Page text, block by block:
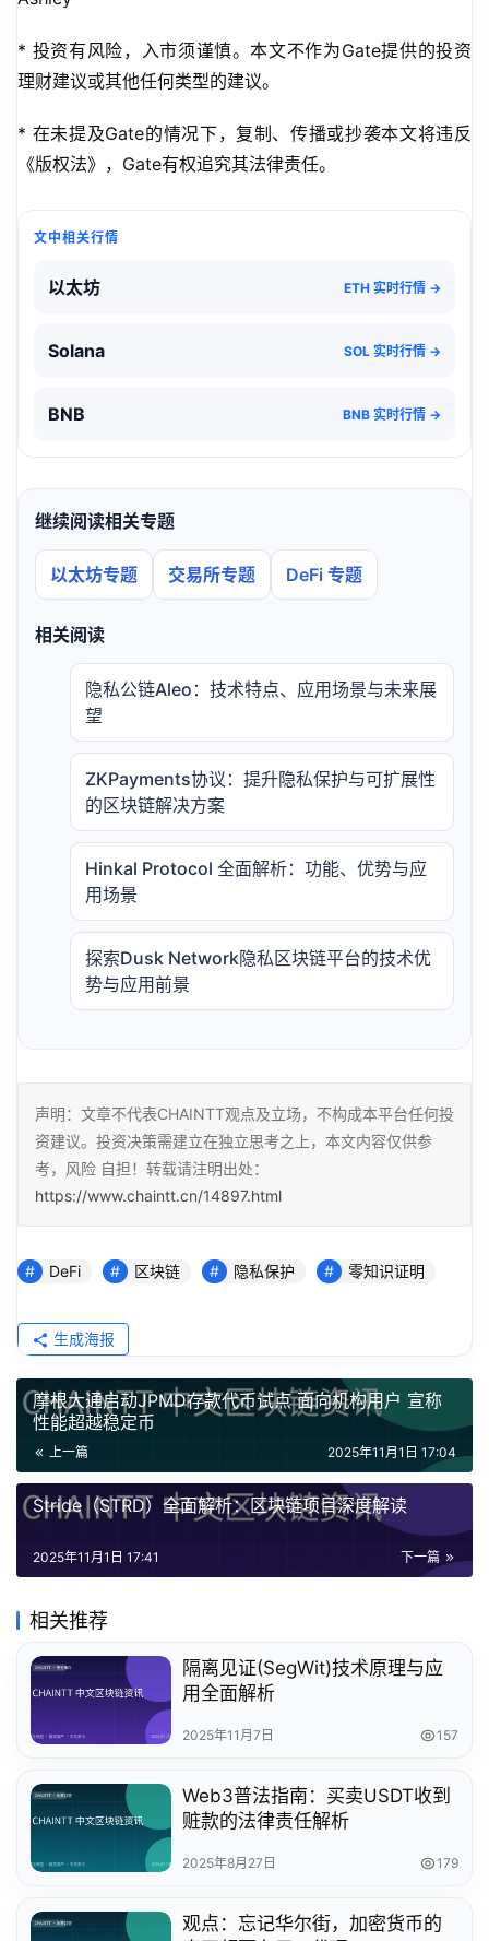
* 投资有风险，入市须谨慎。本文不作为Gate提供的投资
理财建议或其他任何类型的建议。
* 在未提及Gate的情况下，复制、传播或抄袭本文将违反
《版权法》，Gate有权追究其法律责任。
文中相关行情
以太坊 ETH 实时行情 →
Solana SOL 实时行情 →
BNB BNB 实时行情 →
继续阅读相关专题
以太坊专题 交易所专题 DeFi 专题
相关阅读
隐私公链Aleo：技术特点、应用场景与未来展
望
ZKPayments协议：提升隐私保护与可扩展性
的区块链解决方案
Hinkal Protocol 全面解析：功能、优势与应
用场景
探索Dusk Network隐私区块链平台的技术优
势与应用前景
声明：文章不代表CHAINTT观点及立场，不构成本平台任何投
资建议。投资决策需建立在独立思考之上，本文内容仅供参
考，风险 自担！转载请注明出处：
https://www.chaintt.cn/14897.html
DeFi 区块链 隐私保护 零知识证明
生成海报
摩根大通启动JPMD存款代币试点 面向机构用户 宣称
性能超越稳定币
上一篇 2025年11月1日 17:04
Stride（STRD）全面解析：区块链项目深度解读
下一篇
2025年11月1日 17:41
相关推荐
隔离见证(SegWit)技术原理与应
用全面解析
2025年11月7日 157
Web3普法指南：买卖USDT收到
赃款的法律责任解析
2025年8月27日 179
观点：忘记华尔街，加密货币的